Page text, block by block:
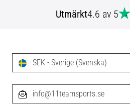
Utmärkt4.6 av 5
SEK - Sverige (Svenska)
info@11teamsports.se